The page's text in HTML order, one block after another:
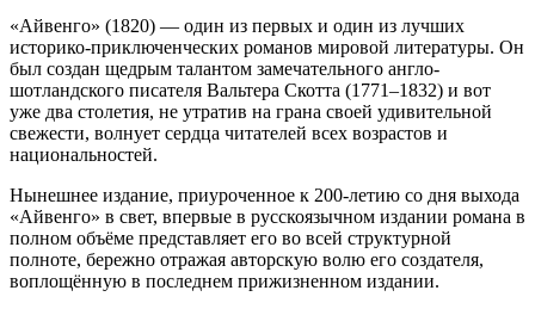
«Айвенго» (1820) — один из первых и один из лучших
историко-приключенческих романов мировой литературы. Он
был создан щедрым талантом замечательного англо-
шотландского писателя Вальтера Скотта (1771–1832) и вот
уже два столетия, не утратив на грана своей удивительной
свежести, волнует сердца читателей всех возрастов и
национальностей.
Нынешнее издание, приуроченное к 200-летию со дня выхода
«Айвенго» в свет, впервые в русскоязычном издании романа в
полном объёме представляет его во всей структурной
полноте, бережно отражая авторскую волю его создателя,
воплощённую в последнем прижизненном издании.